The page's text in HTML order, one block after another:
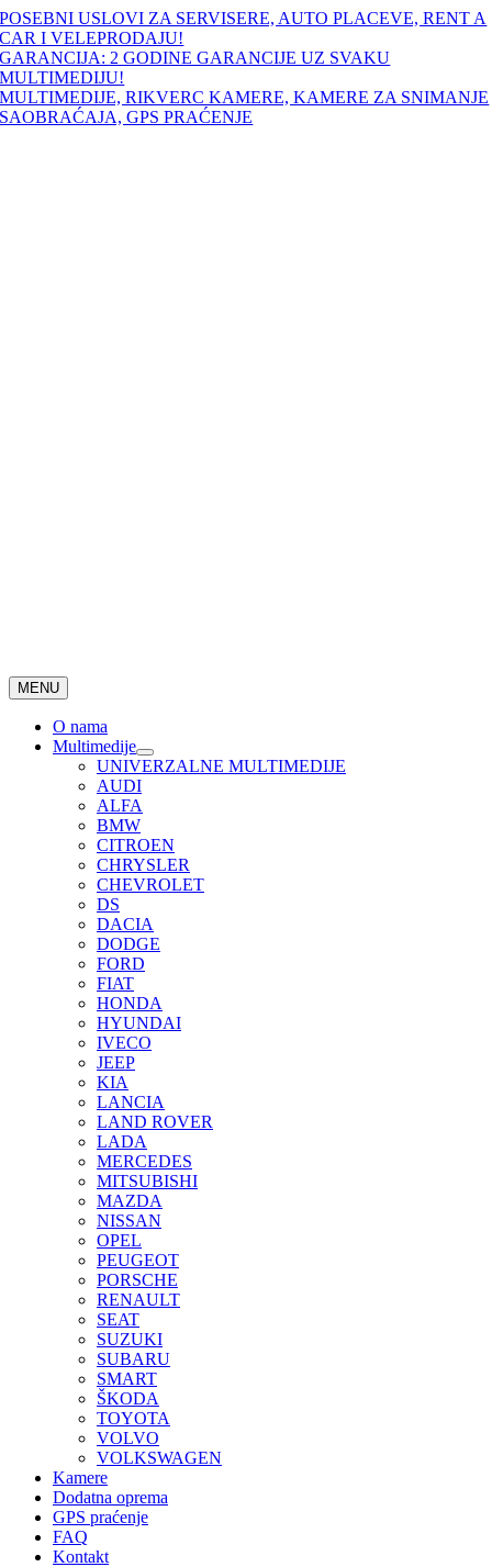
Skip
to
content
POSEBNI USLOVI ZA SERVISERE, AUTO PLACEVE, RENT A
CAR I VELEPRODAJU!
GARANCIJA: 2 GODINE GARANCIJE UZ SVAKU
MULTIMEDIJU!
MULTIMEDIJE, RIKVERC KAMERE, KAMERE ZA SNIMANJE
SAOBRAĆAJA, GPS PRAĆENJE
MENU
O nama
Multimedije
UNIVERZALNE MULTIMEDIJE
AUDI
ALFA
BMW
CITROEN
CHRYSLER
CHEVROLET
DS
DACIA
DODGE
FORD
FIAT
HONDA
HYUNDAI
IVECO
JEEP
KIA
LANCIA
LAND ROVER
LADA
MERCEDES
MITSUBISHI
MAZDA
NISSAN
OPEL
PEUGEOT
PORSCHE
RENAULT
SEAT
SUZUKI
SUBARU
SMART
ŠKODA
TOYOTA
VOLVO
VOLKSWAGEN
Kamere
Dodatna oprema
GPS praćenje
FAQ
Kontakt